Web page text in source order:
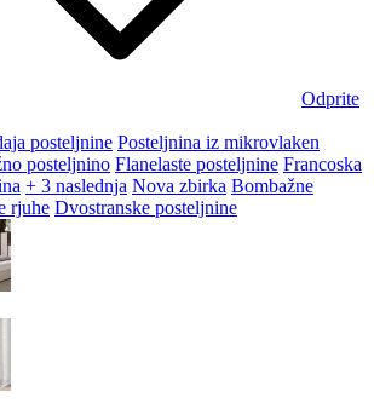
Odprite
posteljnine Posteljnina iz mikrovlaken
posteljnino Flanelaste posteljnine Francoska
+ 3 naslednja Nova zbirka Bombažne
rjuhe Dvostranske posteljnine